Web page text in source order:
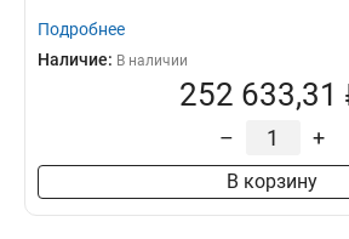
Подробнее
Наличие: В наличии
252 633,31
– +
В корзину